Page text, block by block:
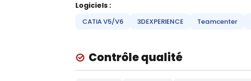
Logiciels :
CATIA V5/V6 3DEXPERIENCE Teamcenter
Contrôle qualité